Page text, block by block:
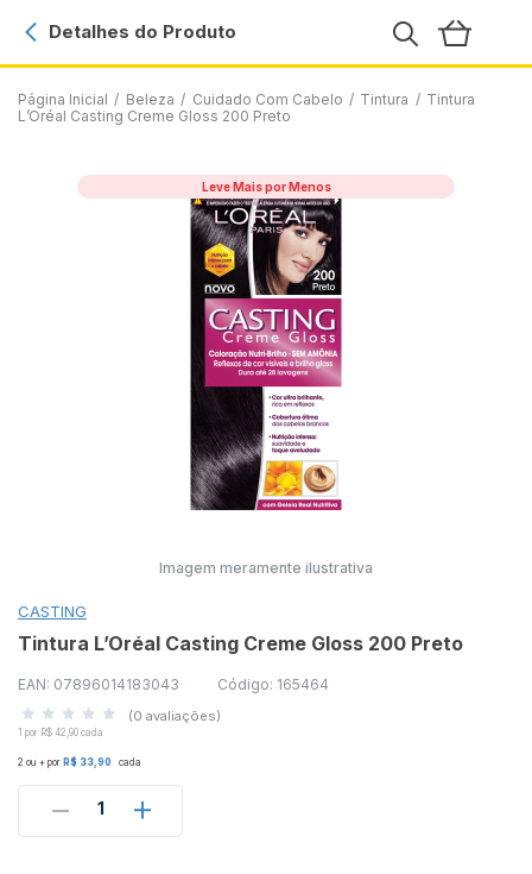
Página Inicial / Beleza / Cuidado Com Cabelo / Tintura / Tintura
L’Oréal Casting Creme Gloss 200 Preto
Detalhes do Produto
Leve Mais por Menos
Imagem meramente ilustrativa
CASTING
Tintura L’Oréal Casting Creme Gloss 200 Preto
EAN: 07896014183043 Código: 165464
(0 avaliações)
1 por R$ 42,90 cada
2 ou + por R$ 33,90 cada
1